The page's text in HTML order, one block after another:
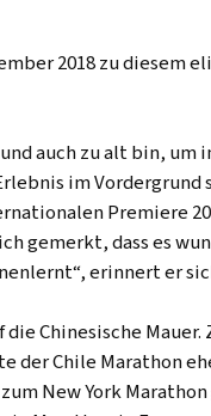
2018 zu diesem
auch zu alt bin, um
im
Premiere
gemerkt, dass es
erinnert er
Chinesische
der Chile Marathon
New York